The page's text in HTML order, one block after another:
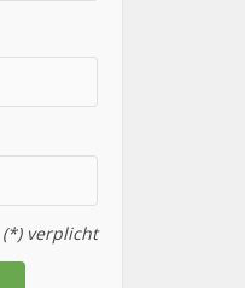
(*) verplicht